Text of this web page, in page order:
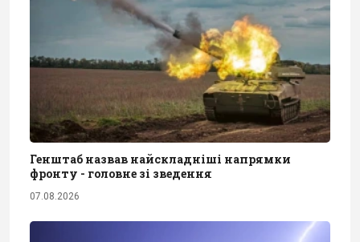
Генштаб назвав найскладніші напрямки
фронту - головне зі зведення
07.08.2026